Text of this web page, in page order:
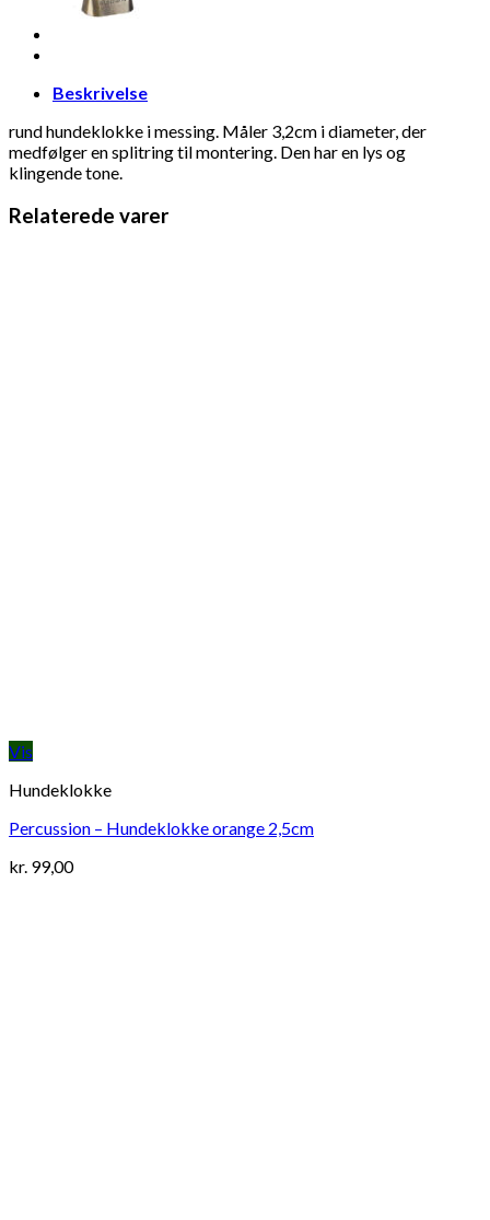
Beskrivelse
rund hundeklokke i messing. Måler 3,2cm i diameter, der
medfølger en splitring til montering. Den har en lys og
klingende tone.
Relaterede varer
Vis
Hundeklokke
Percussion – Hundeklokke orange 2,5cm
kr. 99,00